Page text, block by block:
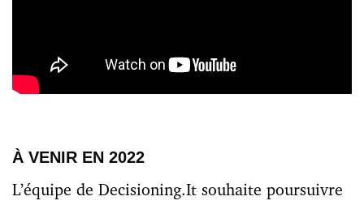
À VENIR EN 2022
L’équipe de Decisioning.It souhaite poursuivre